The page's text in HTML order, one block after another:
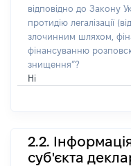
відповідно до Закону
протидію легалізації
злочинним шляхом,
фінансуванню
знищення”?
Ні
2.2.
суб'єкта